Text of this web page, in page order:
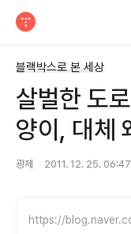
블랙박스로 본 세상
살벌한 도
양이, 대체
광제 2011. 12. 25. 06:47
https://